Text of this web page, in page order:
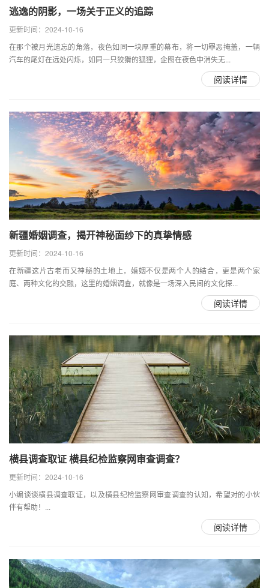
逃逸的阴影，一场关于正义的追踪
更新时间：2024-10-16
在那个被月光遗忘的角落，夜色如同一块厚重的幕布，将一切罪恶掩盖，一辆
汽车的尾灯在远处闪烁，如同一只狡猾的狐狸，企图在夜色中消失无...
阅读详情
新疆婚姻调查，揭开神秘面纱下的真挚情感
更新时间：2024-10-16
在新疆这片古老而又神秘的土地上，婚姻不仅是两个人的结合，更是两个家
庭、两种文化的交融，这里的婚姻调查，就像是一场深入民间的文化探...
阅读详情
横县调查取证 横县纪检监察网审查调查？
更新时间：2024-10-16
小编谈谈横县调查取证，以及横县纪检监察网审查调查的认知，希望对的小伙
伴有帮助！...
阅读详情